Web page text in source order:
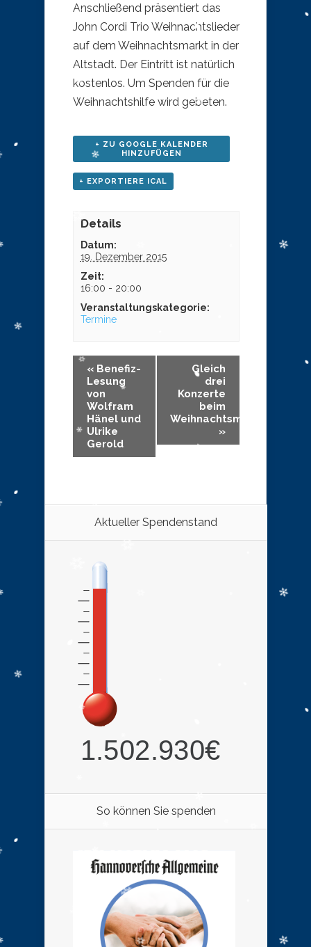
Anschließend präsentiert das
John Cordi Trio Weihnachtslieder
auf dem Weihnachtsmarkt in der
Altstadt. Der Eintritt ist natürlich
kostenlos. Um Spenden für die
Weihnachtshilfe wird gebeten.
+ ZU GOOGLE KALENDER
HINZUFÜGEN
+ EXPORTIERE ICAL
Details
Datum:
19. Dezember 2015
Zeit:
16:00 - 20:00
Veranstaltungskategorie:
Termine
« Benefiz-
Lesung
von
Wolfram
Hänel und
Ulrike
Gerold
Gleich
drei
Konzerte
beim
Weihnachtsmartkt
»
Aktueller Spendenstand
So können Sie spenden